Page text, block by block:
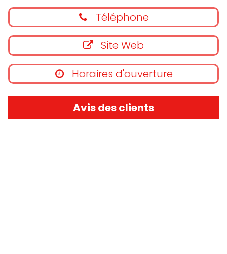
Téléphone
Site Web
Horaires d'ouverture
Avis des clients